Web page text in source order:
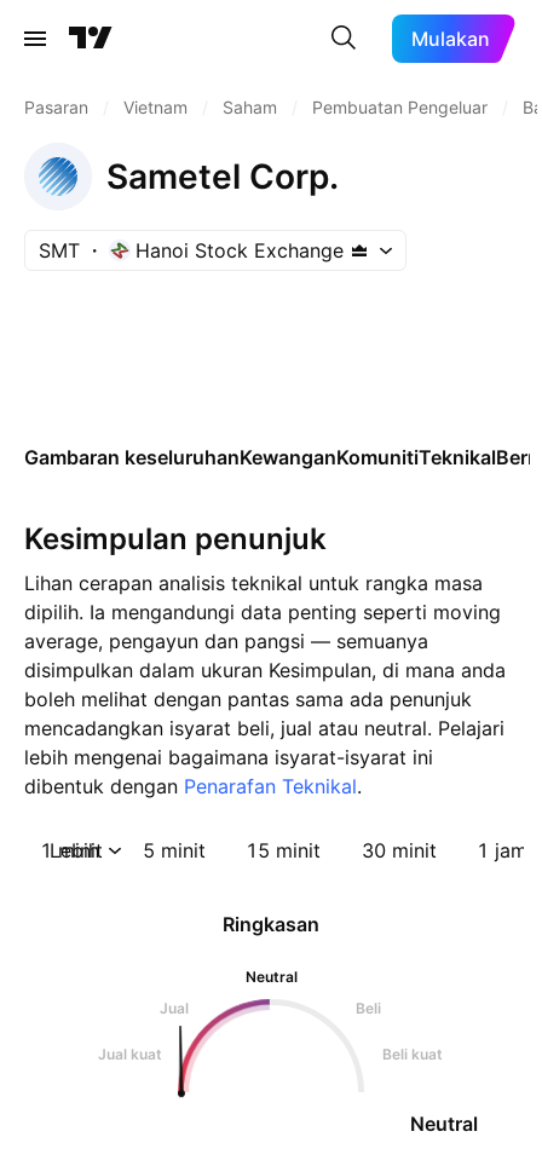
Mulakan
Pasaran Vietnam Saham Pembuatan Pengeluar
Sametel Corp.
SMT Hanoi Stock Exchange
Gambaran keseluruhanKewanganKomunitiTeknikal
Kesimpulan penunjuk
Lihan cerapan analisis teknikal untuk rangka masa
dipilih. Ia mengandungi data penting seperti moving
average, pengayun dan pangsi — semuanya
disimpulkan dalam ukuran Kesimpulan, di mana anda
boleh melihat dengan pantas sama ada penunjuk
mencadangkan isyarat beli, jual atau neutral. Pelajari
lebih mengenai bagaimana isyarat-isyarat ini
dibentuk dengan Penarafan Teknikal.
1 minit 5 minit 15 minit 30 minit 1 jam
Lebih
Ringkasan
Neutral
Jual
Beli
Jual kuat Beli kuat
Neutral